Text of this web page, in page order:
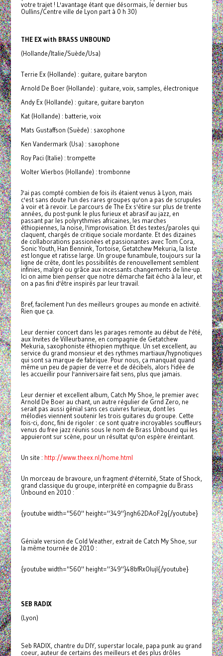
votre trajet ! L'avantage étant que désormais, le dernier bus
Oullins/Centre ville de Lyon part à 0 h 30)
THE EX with BRASS UNBOUND
(Hollande/Italie/Suède/Usa)
Terrie Ex (Hollande) : guitare, guitare baryton
Arnold De Boer (Hollande) : guitare, voix, samples, électronique
Andy Ex (Hollande) : guitare, guitare baryton
Kat (Hollande) : batterie, voix
Mats Gustaffson (Suède) : saxophone
Ken Vandermark (Usa) : saxophone
Roy Paci (Italie) : trompette
Wolter Wierbos (Hollande) : trombonne
J'ai pas compté combien de fois ils étaient venus à Lyon, mais
c'est sans doute l'un des rares groupes qu'on a pas de scrupules
à voir et à revoir. Le parcours de The Ex s'étire sur plus de trente
années, du post-punk le plus furieux et abrasif au jazz, en
passant par les polyrythmies africaines, les marches
éthiopiennes, la noise, l'improvisation. Et des textes/paroles qui
claquent, chargés de critique sociale mordante. Et des dizaines
de collaborations passionées et passionantes avec Tom Cora,
Sonic Youth, Han Bennink, Tortoise, Getatchew Mekuria, la liste
est longue et ratisse large. Un groupe funambule, toujours sur la
ligne de crête, dont les possibilités de renouvellement semblent
infinies, malgré ou grâce aux incessants changements de line-up.
Ici on aime bien penser que notre démarche fait écho à la leur, et
on a pas fini d'être inspirés par leur travail.
Bref, facilement l'un des meilleurs groupes au monde en activité.
Rien que ça.
Leur dernier concert dans les parages remonte au début de l'été,
aux Invites de Villeurbanne, en compagnie de Getatchew
Mekuria, saxophoniste éthiopien mythique. Un set excellent, au
service du grand monsieur et des rythmes martiaux/hypnotiques
qui sont sa marque de fabrique. Pour nous, ça manquait quand
même un peu de papier de verre et de décibels, alors l'idée de
les accueillir pour l'anniversaire fait sens, plus que jamais.
Leur dernier et excellent album, Catch My Shoe, le premier avec
Arnold De Boer au chant, un autre régulier de Grnd Zero, ne
serait pas aussi génial sans ces cuivres furieux, dont les
mélodies viennent soutenir les trois guitares du groupe. Cette
fois-ci, donc, fini de rigoler : ce sont quatre incroyables souffleurs
venus du free jazz réunis sous le nom de Brass Unbound qui les
appuieront sur scène, pour un résultat qu'on espère éreintant.
Un site : http://www.theex.nl/home.html
Un morceau de bravoure, un fragment d'éternité, State of Shock,
grand classique du groupe, interprété en compagnie du Brass
Unbound en 2010 :
{youtube width="560" height="349"}ngh62DAoF2g{/youtube}
Géniale version de Cold Weather, extrait de Catch My Shoe, sur
la même tournée de 2010 :
{youtube width="560" height="349"}48bfRxOIujI{/youtube}
SEB RADIX
(Lyon)
Seb RADIX, chantre du DIY, superstar locale, papa punk au grand
coeur, auteur de certains des meilleurs et des plus drôles